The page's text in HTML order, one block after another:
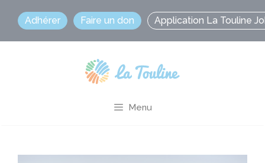
contenu
Adhérer Faire un don Application La Touline
Menu